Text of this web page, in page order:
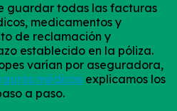
guardar todas las facturas
medicamentos y
de reclamación y
establecido en la póliza.
varían por aseguradora,
médicos explicamos los
a paso.